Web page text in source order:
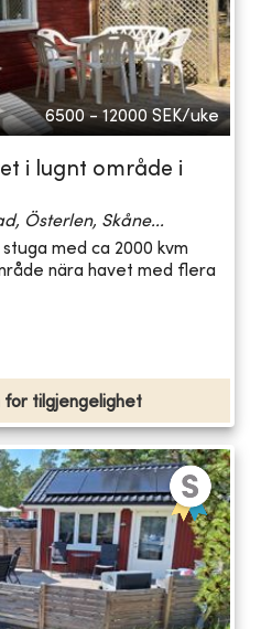
6500 - 12000 SEK/uke
i lugnt område i
Österlen, Skåne...
med ca 2000 kvm
nära havet med flera
for tilgjengelighet